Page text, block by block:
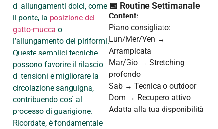
di allungamenti dolci, come
il ponte, la posizione del
gatto-mucca o
l’allungamento dei piriformi.
Queste semplici tecniche
possono favorire il rilascio
di tensioni e migliorare la
circolazione sanguigna,
contribuendo così al
processo di guarigione.
Ricordate, è fondamentale
📅 Routine Settimanale
Content:
Piano consigliato:
Lun/Mer/Ven →
Arrampicata
Mar/Gio → Stretching
profondo
Sab → Tecnica o outdoor
Dom → Recupero attivo
Adatta alla tua disponibilità